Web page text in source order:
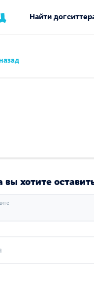
Найти
вы хотите